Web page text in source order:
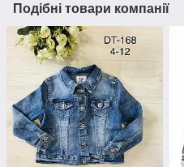
Подібні товари компанії